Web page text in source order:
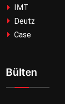
IMT
Deutz
Case
Bülten